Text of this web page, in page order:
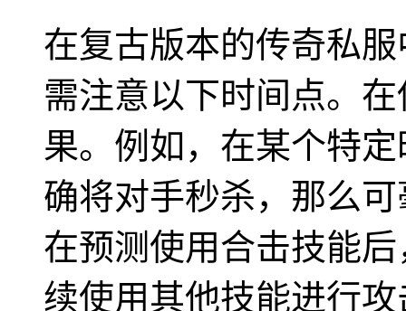
在复古版本的传奇私
需注意以下时间点。
果。例如，在某个特
确将对手秒杀，那么
在预测使用合击技能
续使用其他技能进行